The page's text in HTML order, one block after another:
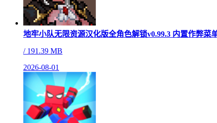
地牢小队无限资源汉化版全角色解锁v0.99.3 内置作弊菜
/191.39 MB
2026-08-01